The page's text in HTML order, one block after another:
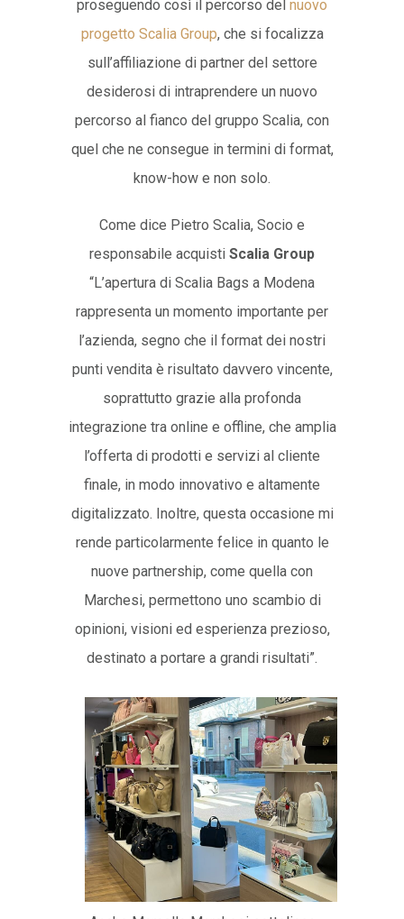
proseguendo così il percorso del nuovo
progetto Scalia Group, che si focalizza
sull’affiliazione di partner del settore
desiderosi di intraprendere un nuovo
percorso al fianco del gruppo Scalia, con
quel che ne consegue in termini di format,
know-how e non solo.
Come dice Pietro Scalia, Socio e
responsabile acquisti Scalia Group
“L’apertura di Scalia Bags a Modena
rappresenta un momento importante per
l’azienda, segno che il format dei nostri
punti vendita è risultato davvero vincente,
soprattutto grazie alla profonda
integrazione tra online e offline, che amplia
l’offerta di prodotti e servizi al cliente
finale, in modo innovativo e altamente
digitalizzato. Inoltre, questa occasione mi
rende particolarmente felice in quanto le
nuove partnership, come quella con
Marchesi, permettono uno scambio di
opinioni, visioni ed esperienza prezioso,
destinato a portare a grandi risultati”.